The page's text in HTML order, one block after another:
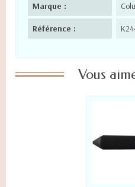
Marque :
Référence :
Vous